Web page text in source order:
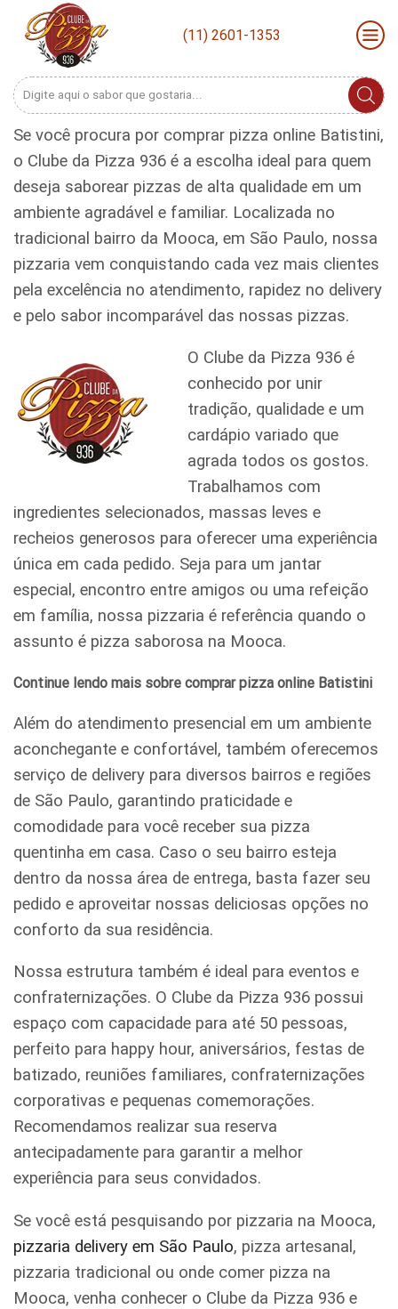
(11) 2601-1353
Search
Se você procura por comprar pizza online Batistini,
o Clube da Pizza 936 é a escolha ideal para quem
deseja saborear pizzas de alta qualidade em um
ambiente agradável e familiar. Localizada no
tradicional bairro da Mooca, em São Paulo, nossa
pizzaria vem conquistando cada vez mais clientes
pela excelência no atendimento, rapidez no delivery
e pelo sabor incomparável das nossas pizzas.
O Clube da Pizza 936 é
conhecido por unir
tradição, qualidade e um
cardápio variado que
agrada todos os gostos.
Trabalhamos com
ingredientes selecionados, massas leves e
recheios generosos para oferecer uma experiência
única em cada pedido. Seja para um jantar
especial, encontro entre amigos ou uma refeição
em família, nossa pizzaria é referência quando o
assunto é pizza saborosa na Mooca.
Continue lendo mais sobre comprar pizza online Batistini
Além do atendimento presencial em um ambiente
aconchegante e confortável, também oferecemos
serviço de delivery para diversos bairros e regiões
de São Paulo, garantindo praticidade e
comodidade para você receber sua pizza
quentinha em casa. Caso o seu bairro esteja
dentro da nossa área de entrega, basta fazer seu
pedido e aproveitar nossas deliciosas opções no
conforto da sua residência.
Nossa estrutura também é ideal para eventos e
confraternizações. O Clube da Pizza 936 possui
espaço com capacidade para até 50 pessoas,
perfeito para happy hour, aniversários, festas de
batizado, reuniões familiares, confraternizações
corporativas e pequenas comemorações.
Recomendamos realizar sua reserva
antecipadamente para garantir a melhor
experiência para seus convidados.
Se você está pesquisando por pizzaria na Mooca,
pizzaria delivery em São Paulo, pizza artesanal,
pizzaria tradicional ou onde comer pizza na
Mooca, venha conhecer o Clube da Pizza 936 e